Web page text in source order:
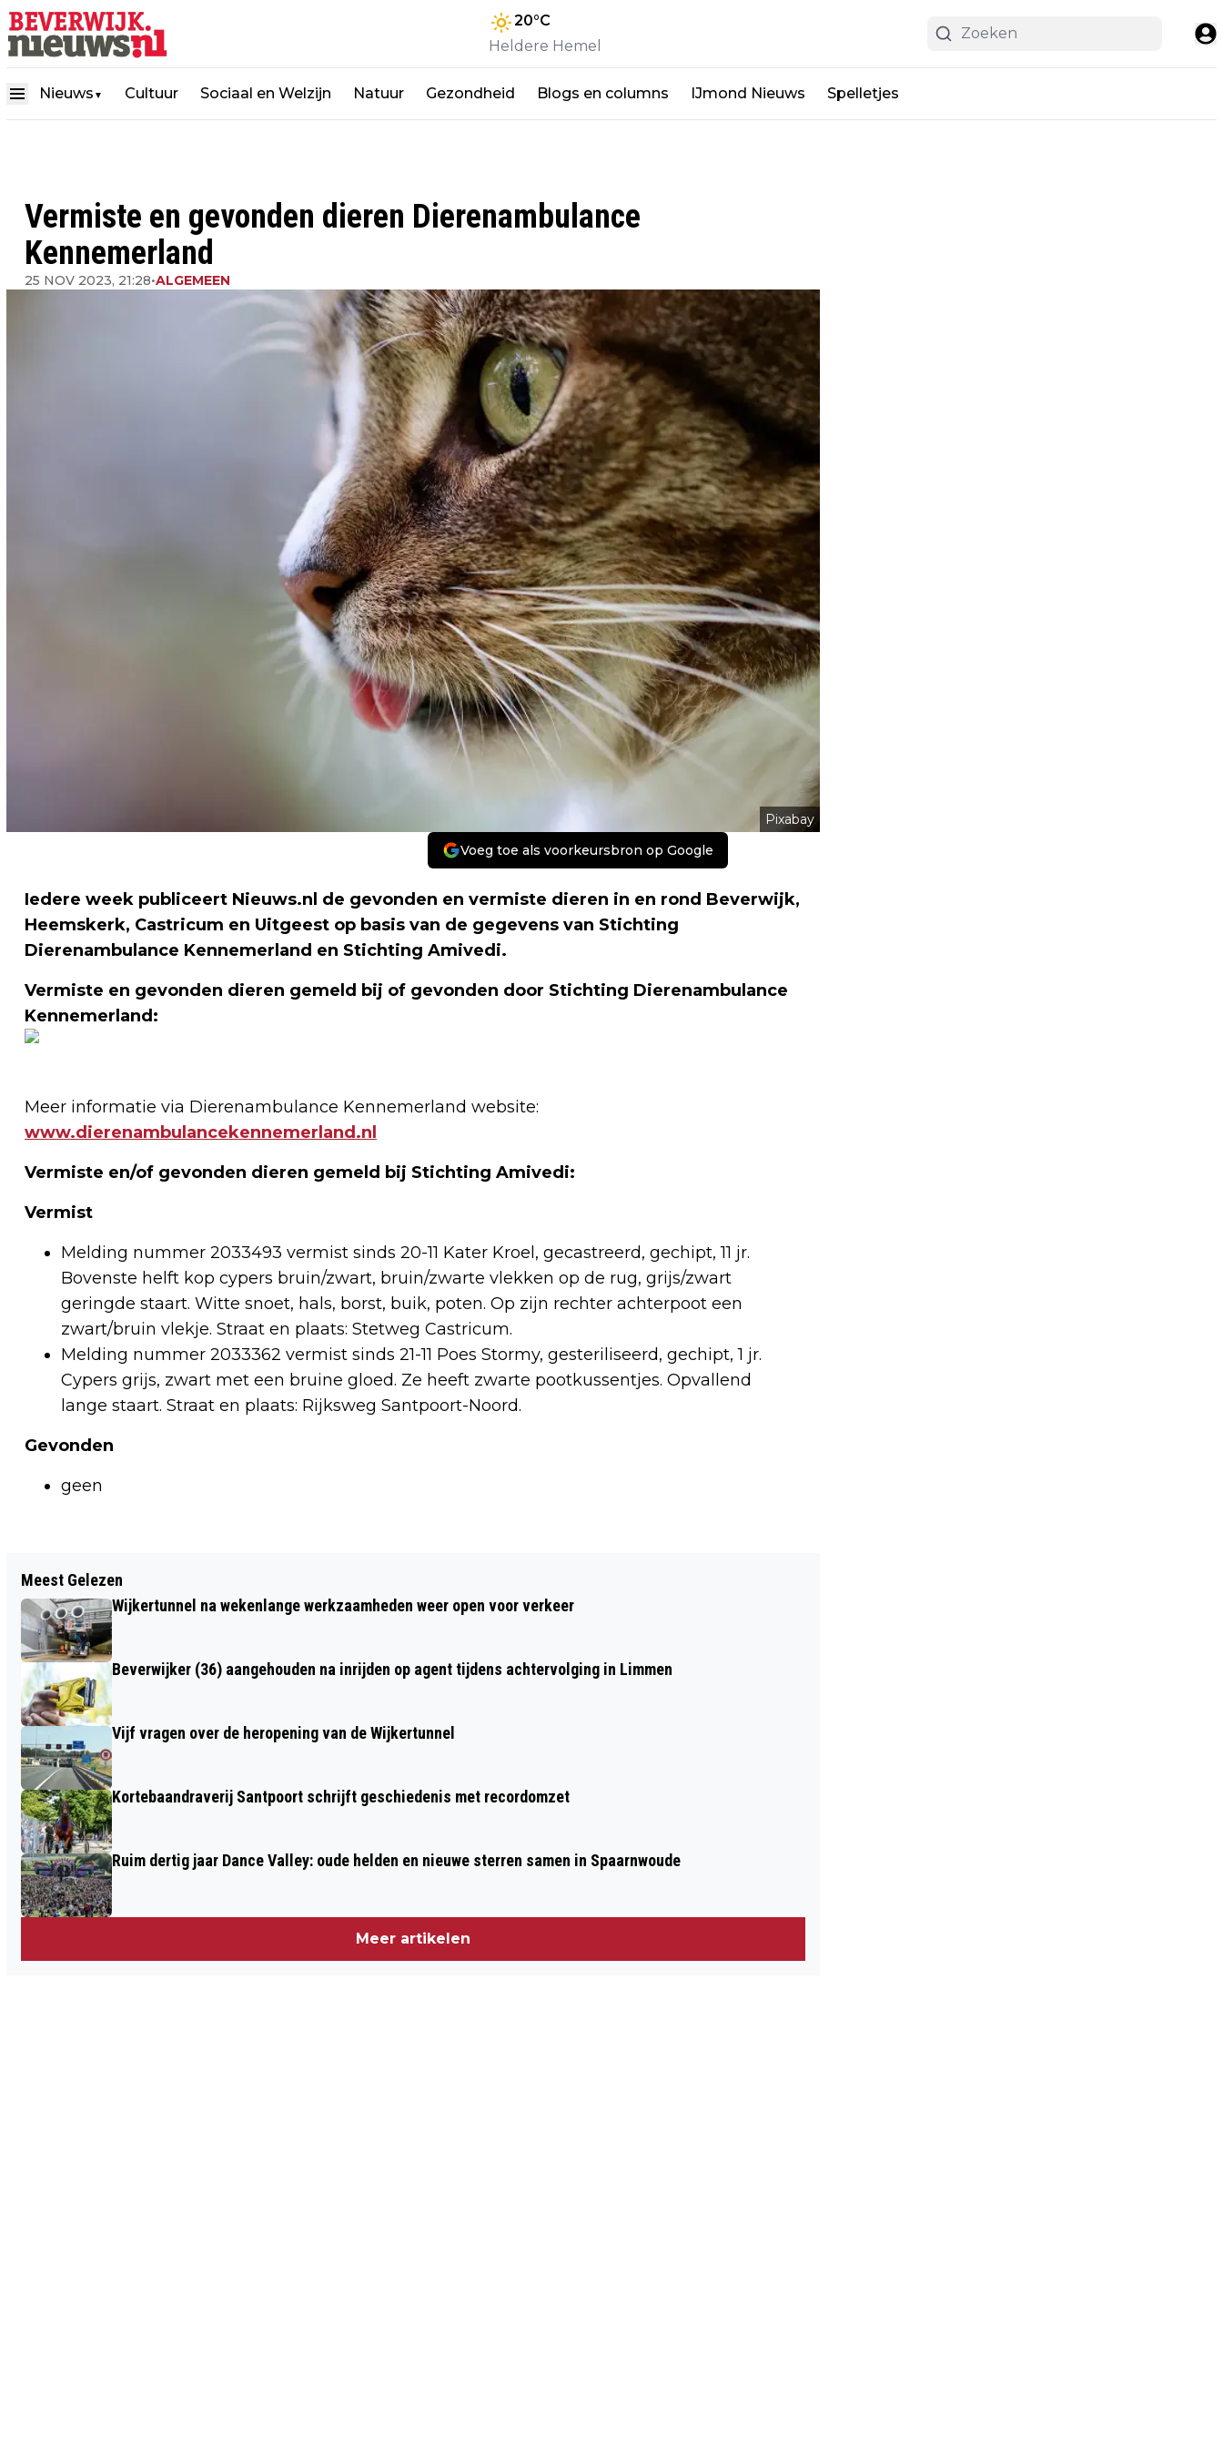
20°C
Heldere Hemel
Nieuws ▼ Cultuur Sociaal en Welzijn Natuur Gezondheid Blogs en columns IJmond Nieuws Spelletjes
Vermiste en gevonden dieren Dierenambulance
Kennemerland
25 NOV 2023, 21:28•ALGEMEEN
Pixabay
Voeg toe als voorkeursbron op Google
Iedere week publiceert Nieuws.nl de gevonden en vermiste dieren in en rond Beverwijk,
Heemskerk, Castricum en Uitgeest op basis van de gegevens van Stichting
Dierenambulance Kennemerland en Stichting Amivedi.
Vermiste en gevonden dieren gemeld bij of gevonden door Stichting Dierenambulance
Kennemerland:
Meer informatie via Dierenambulance Kennemerland website:
www.dierenambulancekennemerland.nl
Vermiste en/of gevonden dieren gemeld bij Stichting Amivedi:
Vermist
Melding nummer 2033493 vermist sinds 20-11 Kater Kroel, gecastreerd, gechipt, 11 jr.
Bovenste helft kop cypers bruin/zwart, bruin/zwarte vlekken op de rug, grijs/zwart
geringde staart. Witte snoet, hals, borst, buik, poten. Op zijn rechter achterpoot een
zwart/bruin vlekje. Straat en plaats: Stetweg Castricum.
Melding nummer 2033362 vermist sinds 21-11 Poes Stormy, gesteriliseerd, gechipt, 1 jr.
Cypers grijs, zwart met een bruine gloed. Ze heeft zwarte pootkussentjes. Opvallend
lange staart. Straat en plaats: Rijksweg Santpoort-Noord.
Gevonden
geen
BOSW8ER IN DE KLAS - AFLEVERING 32:
OP BEZOEK BIJ WILDOPVANG DE BONTE
PIET
GEREGISTREERD PARTNERSCHAPPEN EN
Meest Gelezen
Wijkertunnel na wekenlange werkzaamheden weer open voor verkeer
Beverwijker (36) aangehouden na inrijden op agent tijdens achtervolging in Limmen
Vijf vragen over de heropening van de Wijkertunnel
Kortebaandraverij Santpoort schrijft geschiedenis met recordomzet
Ruim dertig jaar Dance Valley: oude helden en nieuwe sterren samen in Spaarnwoude
Meer artikelen